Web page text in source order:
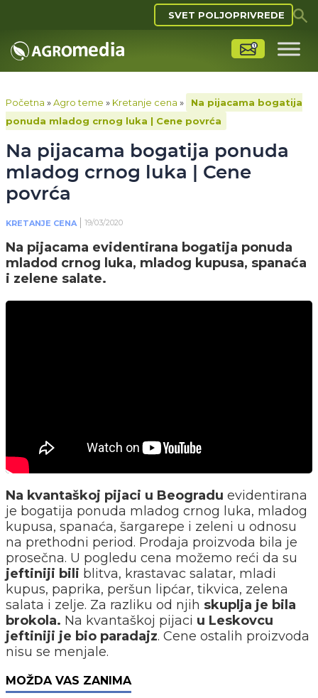
SVET POLJOPRIVREDE
Početna »Agro teme » Kretanje cena »
Na pijacama bogatija
ponuda mladog crnog luka | Cene povrća
Na pijacama bogatija ponuda
mladog crnog luka | Cene
povrća
KRETANJE CENA 19/03/2020
Na pijacama evidentirana bogatija ponuda
mladod crnog luka, mladog kupusa, spanaća
i zelene salate.
Na kvantaškoj pijaci u Beogradu evidentirana
je bogatija ponuda mladog crnog luka, mladog
kupusa, spanaća, šargarepe i zeleni u odnosu
na prethodni period. Prodaja proizvoda bila je
prosečna. U pogledu cena možemo reći da su
jeftiniji bili blitva, krastavac salatar, mladi
kupus, paprika, peršun lipćar, tikvica, zelena
salata i zelje. Za razliku od njih skuplja je bila
brokola. Na kvantaškoj pijaci u Leskovcu
jeftiniji je bio paradajz. Cene ostalih proizvoda
nisu se menjale.
MOŽDA VAS ZANIMA